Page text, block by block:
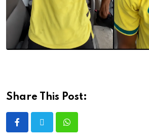
Share This Post: